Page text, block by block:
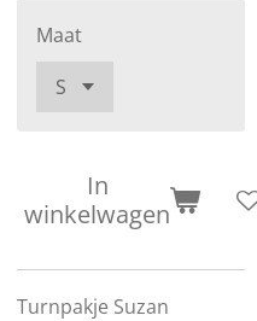
Maat
In
winkelwagen
Turnpakje Suzan